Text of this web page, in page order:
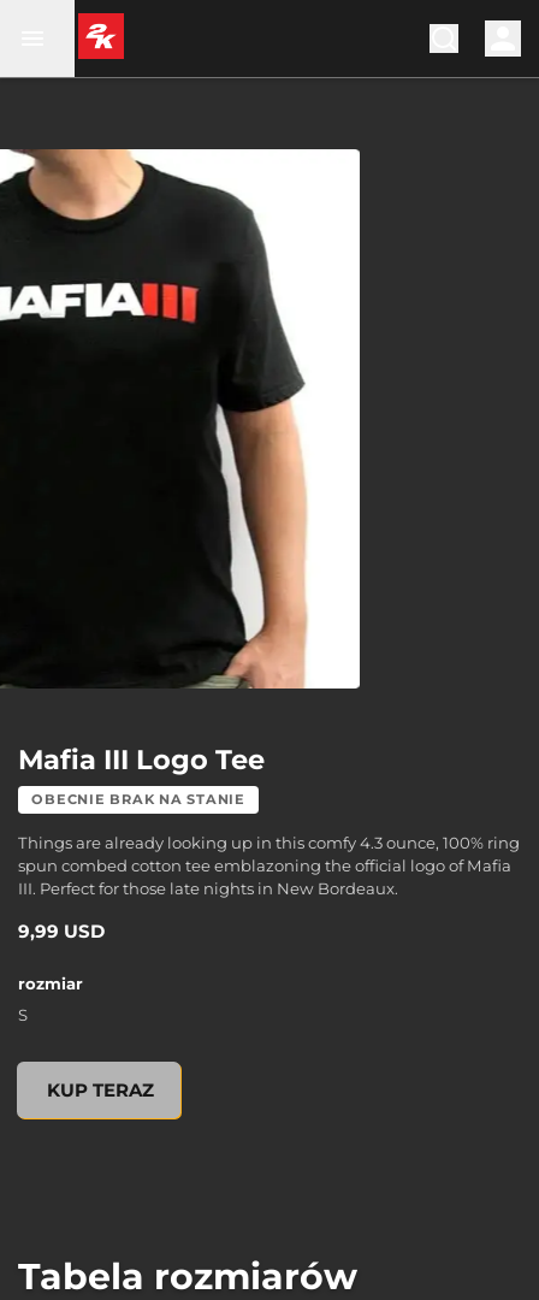
Mafia III Logo Tee
OBECNIE BRAK NA STANIE
Things are already looking up in this comfy 4.3 ounce, 100% ring
spun combed cotton tee emblazoning the official logo of Mafia
III. Perfect for those late nights in New Bordeaux.
9,99 USD
rozmiar
S
KUP TERAZ
Mafia III Logo Tee, s, 9,99 USD
Tabela rozmiarów